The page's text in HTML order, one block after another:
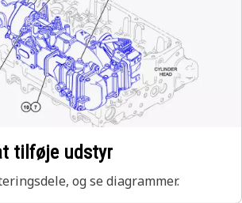
tilføje udstyr
og se diagrammer.